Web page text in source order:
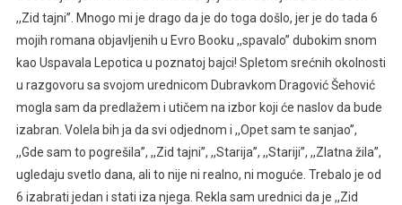
,,Zid tajni’’. Mnogo mi je drago da je do toga došlo, jer je do tada 6
mojih romana objavljenih u Evro Booku ,,spavalo’’ dubokim snom
kao Uspavala Lepotica u poznatoj bajci! Spletom srećnih okolnosti
u razgovoru sa svojom urednicom Dubravkom Dragović Šehović
mogla sam da predlažem i utičem na izbor koji će naslov da bude
izabran. Volela bih ja da svi odjednom i ,,Opet sam te sanjao’’,
,,Gde sam to pogrešila’’, ,,Zid tajni’’, ,,Starija’’, ,,Stariji’’, ,,Zlatna žila’’,
ugledaju svetlo dana, ali to nije ni realno, ni moguće. Trebalo je od
6 izabrati jedan i stati iza njega. Rekla sam urednici da je ,,Zid